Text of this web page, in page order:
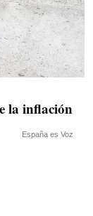
la inflación
España es Voz